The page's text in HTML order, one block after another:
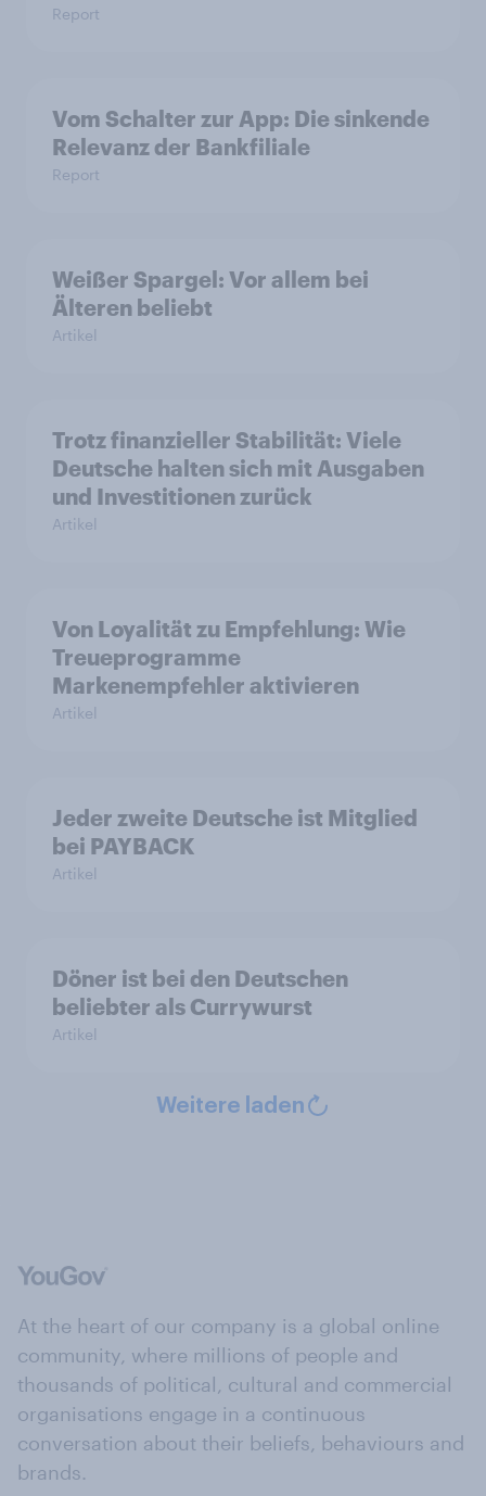
Report
Vom Schalter zur App: Die sinkende
Relevanz der Bankfiliale
Report
Weißer Spargel: Vor allem bei
Älteren beliebt
Artikel
Trotz finanzieller Stabilität: Viele
Deutsche halten sich mit Ausgaben
und Investitionen zurück
Artikel
Von Loyalität zu Empfehlung: Wie
Treueprogramme
Markenempfehler aktivieren
Artikel
Jeder zweite Deutsche ist Mitglied
bei PAYBACK
Artikel
Döner ist bei den Deutschen
beliebter als Currywurst
Artikel
Weitere laden
At the heart of our company is a global online
community, where millions of people and
thousands of political, cultural and commercial
organisations engage in a continuous
conversation about their beliefs, behaviours and
brands.